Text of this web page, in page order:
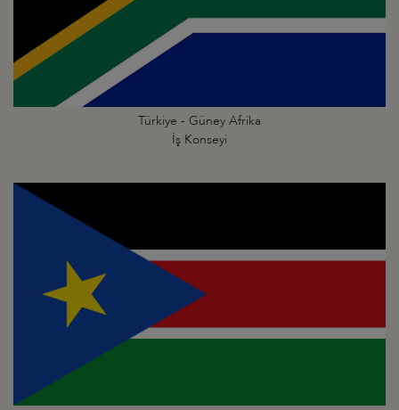
Türkiye - Güney Afrika
İş Konseyi